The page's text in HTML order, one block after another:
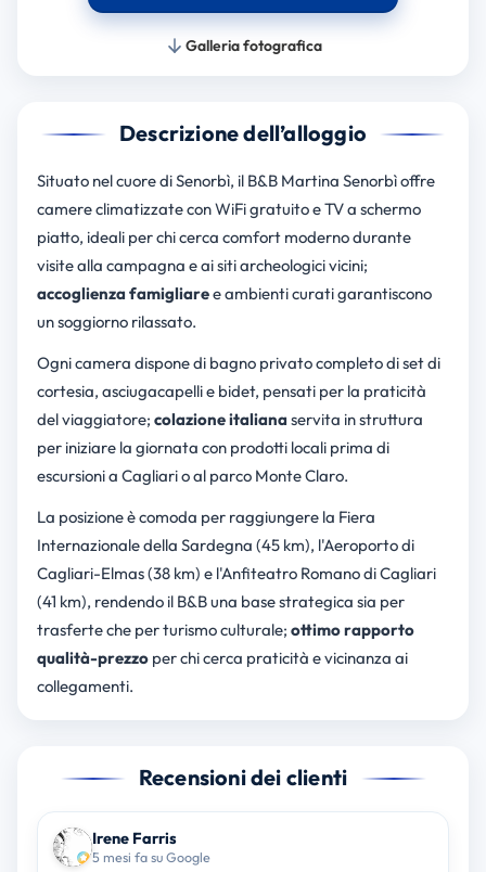
Galleria fotografica
Descrizione dell’alloggio
Situato nel cuore di Senorbì, il B&B Martina Senorbì offre
camere climatizzate con WiFi gratuito e TV a schermo
piatto, ideali per chi cerca comfort moderno durante
visite alla campagna e ai siti archeologici vicini;
accoglienza famigliaree ambienti curati garantiscono
un soggiorno rilassato.
Ogni camera dispone di bagno privato completo di set di
cortesia, asciugacapelli e bidet, pensati per la praticità
del viaggiatore; colazione italianaservita in struttura
per iniziare la giornata con prodotti locali prima di
escursioni a Cagliari o al parco Monte Claro.
La posizione è comoda per raggiungere la Fiera
Internazionale della Sardegna (45 km), l'Aeroporto di
Cagliari-Elmas (38 km) e l'Anfiteatro Romano di Cagliari
(41 km), rendendo il B&B una base strategica sia per
trasferte che per turismo culturale; ottimo rapporto
qualità-prezzoper chi cerca praticità e vicinanza ai
collegamenti.
Recensioni dei clienti
Irene Farris
5 mesi fa su Google